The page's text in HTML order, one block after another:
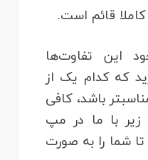
قائم است.
این تفاوت‌ها
که کدام یک از
آن‌ها می‌تواند برای‌تان مناسب‎تر باشد، کافی
با ما در مپ
شما را به صورت